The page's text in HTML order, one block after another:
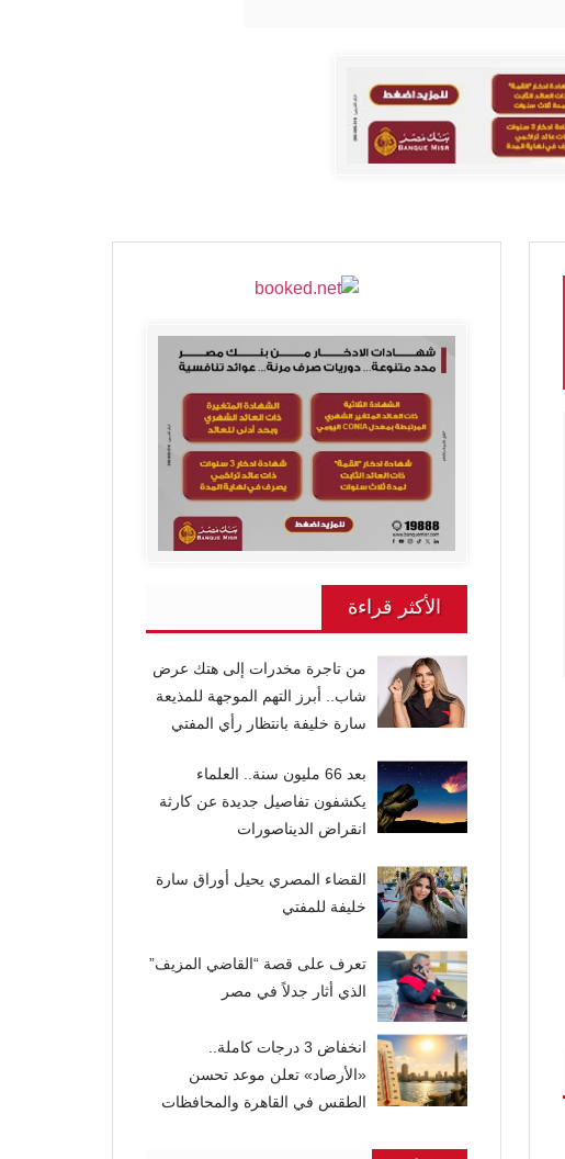
الأكثر قراءة
من تاجرة مخدرات إلى هتك عرض
شاب.. أبرز التهم الموجهة للمذيعة
سارة خليفة بانتظار رأي المفتي
بعد 66 مليون سنة.. العلماء
يكشفون تفاصيل جديدة عن كارثة
انقراض الديناصورات
القضاء المصري يحيل أوراق سارة
خليفة للمفتي
تعرف على قصة “القاضي المزيف”
الذي أثار جدلاً في مصر
انخفاض 3 درجات كاملة..
«الأرصاد» تعلن موعد تحسن
الطقس في القاهرة والمحافظات